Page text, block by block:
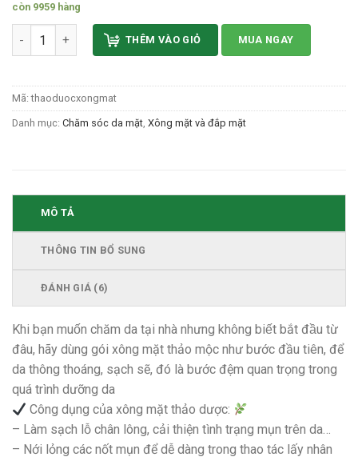
còn 9959 hàng
Thảo dược xông mặt gói nhỏ tiện dụng số lượng
THÊM VÀO GIỎ MUA NGAY
Mã:thaoduocxongmat
Danh mục: Chăm sóc da mặt, Xông mặt và đắp mặt
MÔ TẢ
THÔNG TIN BỔ SUNG
ĐÁNH GIÁ (6)
Khi bạn muốn chăm da tại nhà nhưng không biết bắt đầu từ
đâu, hãy dùng gói xông mặt thảo mộc như bước đầu tiên, để
da thông thoáng, sạch sẽ, đó là bước đệm quan trọng trong
quá trình dưỡng da
Công dụng của xông mặt thảo dược:
– Làm sạch lỗ chân lông, cải thiện tình trạng mụn trên da…
– Nới lỏng các nốt mụn để dễ dàng trong thao tác lấy nhân